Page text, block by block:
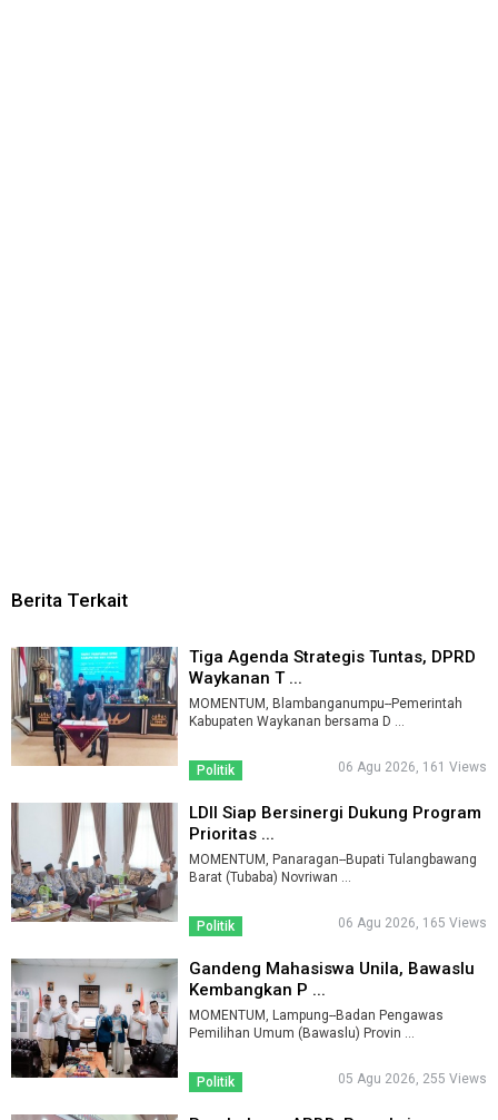
Berita Terkait
Tiga Agenda Strategis Tuntas, DPRD
Waykanan T ...
MOMENTUM, Blambanganumpu--Pemerintah
Kabupaten Waykanan bersama D ...
Politik 06 Agu 2026, 161 Views
LDII Siap Bersinergi Dukung Program
Prioritas ...
MOMENTUM, Panaragan--Bupati Tulangbawang
Politik 06 Agu 2026, 165 Views
Gandeng Mahasiswa Unila, Bawaslu
Kembangkan P ...
MOMENTUM, Lampung--Badan Pengawas
Pemilihan Umum (Bawaslu) Provin ...
Politik 05 Agu 2026, 255 Views